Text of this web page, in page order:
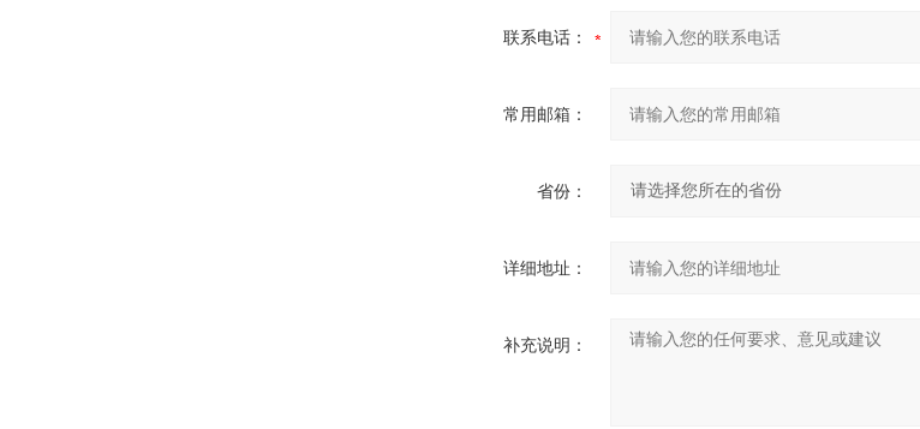
联系电话：
常用邮箱：
省份：
详细地址：
补充说明：